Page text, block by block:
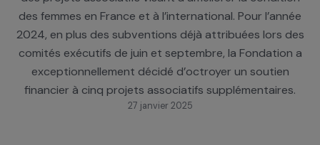
Marcovici se réunit deux fois par an pour
des projets associatifs visant à améliorer la
des femmes en France et à l’international. Pour
2024, en plus des subventions déjà attribuées lors
comités exécutifs de juin et septembre, la
exceptionnellement décidé d’octroyer un